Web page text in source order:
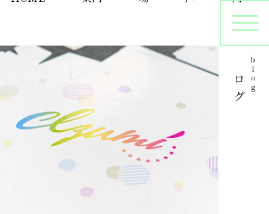
プリントサンプル
在庫管理
ブログblog